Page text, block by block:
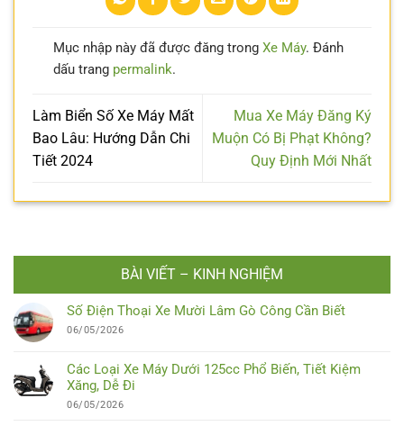
Mục nhập này đã được đăng trong Xe Máy. Đánh
dấu trang permalink.
Làm Biển Số Xe Máy Mất
Bao Lâu: Hướng Dẫn Chi
Tiết 2024
Mua Xe Máy Đăng Ký
Muộn Có Bị Phạt Không?
Quy Định Mới Nhất
BÀI VIẾT – KINH NGHIỆM
Số Điện Thoại Xe Mười Lâm Gò Công Cần Biết
06/05/2026
Các Loại Xe Máy Dưới 125cc Phổ Biến, Tiết Kiệm
Xăng, Dễ Đi
06/05/2026